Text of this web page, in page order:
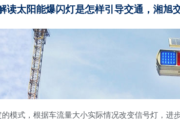
读太阳能爆闪灯是怎样引导交通，湘旭
模式，根据车流量大小实际情况改变信号灯，进